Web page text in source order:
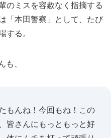
のミスを容赦なく指摘する
「本田警察」として、たび
する。
、
もんね！今回もね！この
皆さんにもっともっと好